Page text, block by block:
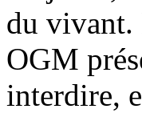
du vivant.
OGM
interdire,